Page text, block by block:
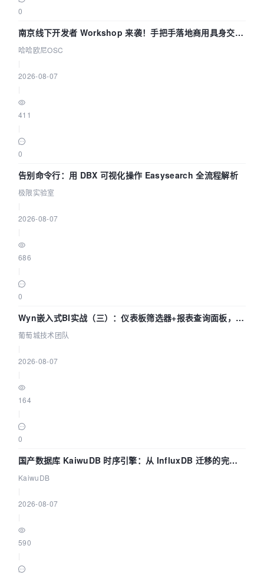
0
南京线下开发者 Workshop 来袭！手把手落地商用具身交互
智能 Agent 应用
哈哈欧尼OSC
2026-08-07
411
0
告别命令行：用 DBX 可视化操作 Easysearch 全流程解析
极限实验室
2026-08-07
686
0
Wyn嵌入式BI实战（三）：仪表板筛选器+报表查询面板，参
数联动全闭环
葡萄城技术团队
2026-08-07
164
0
国产数据库 KaiwuDB 时序引擎：从 InfluxDB 迁移的完整
技术路径
KaiwuDB
2026-08-07
590